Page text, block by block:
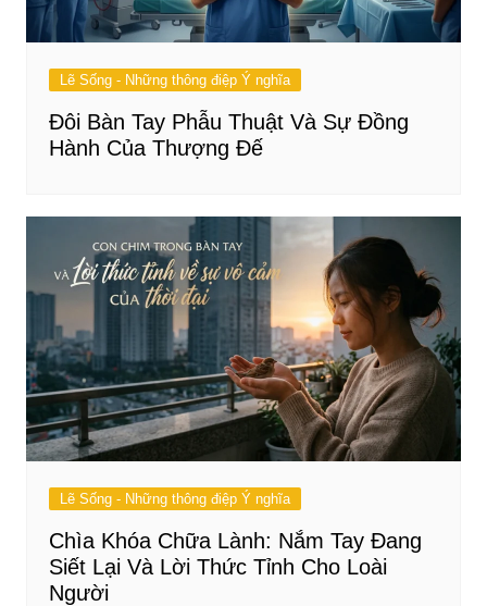
Lẽ Sống - Những thông điệp Ý nghĩa
Đôi Bàn Tay Phẫu Thuật Và Sự Đồng
Hành Của Thượng Đế
Lẽ Sống - Những thông điệp Ý nghĩa
Chìa Khóa Chữa Lành: Nắm Tay Đang
Siết Lại Và Lời Thức Tỉnh Cho Loài
Người